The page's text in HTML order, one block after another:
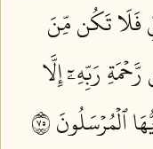
فَلَا تَكُن مِّنَ
رَبِّهِۦٓ إِلَّا
٥٧